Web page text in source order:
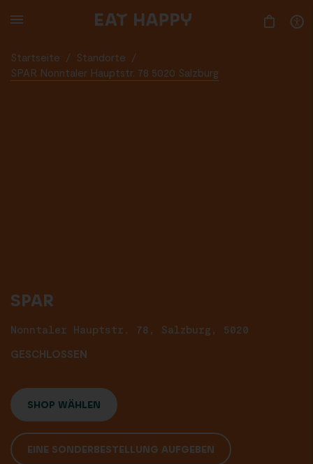
TO
Startseite / Standorte
/
SPAR Nonntaler Hauptstr. 78 5020 Salzburg
SPAR
Nonntaler Hauptstr. 78, Salzburg, 5020
GESCHLOSSEN
SHOP WÄHLEN
EINE SONDERBESTELLUNG AUFGEBEN